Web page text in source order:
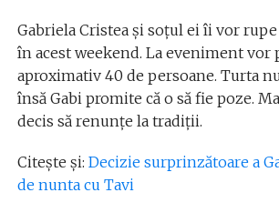
Gabriela Cristea și soțul ei îi vor
în acest weekend. La eveniment vor
aproximativ 40 de persoane. Turta
însă Gabi promite că o să fie poze.
decis să renunțe la tradiții.
Citește și: Decizie surprinzătoare a
de nunta cu Tavi